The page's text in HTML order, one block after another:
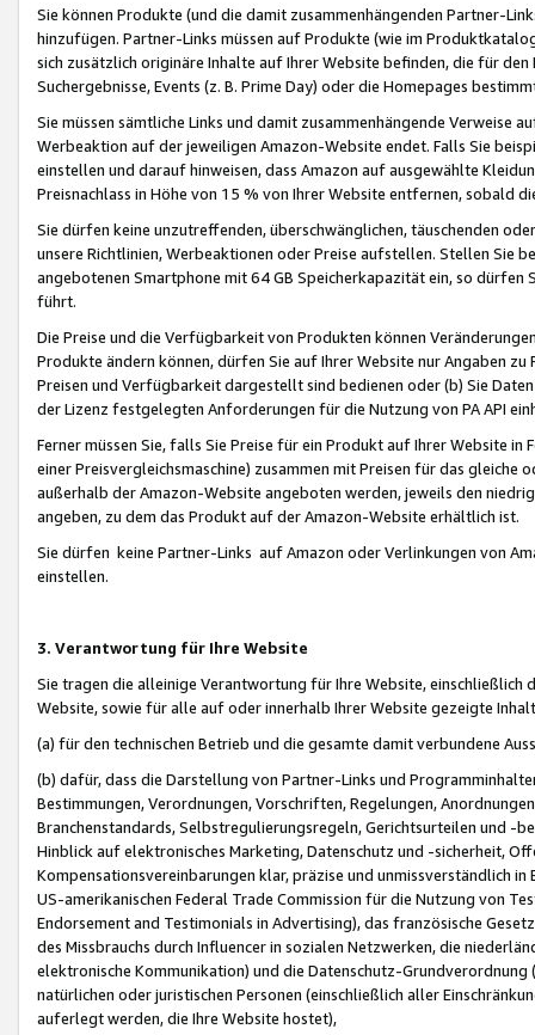
Sie können Produkte (und die damit zusammenhängenden Partner-
hinzufügen. Partner-Links müssen auf Produkte (wie im
sich zusätzlich originäre Inhalte auf Ihrer Website befinden, die für
Suchergebnisse, Events (z. B. Prime Day) oder die Homepages
Sie müssen sämtliche Links und damit zusammenhängende
Werbeaktion auf der jeweiligen Amazon-Website endet. Falls Sie
einstellen und darauf hinweisen, dass Amazon auf ausgewählte
Preisnachlass in Höhe von 15 % von Ihrer Website entfernen, sobald
Sie dürfen keine unzutreffenden, überschwänglichen, täuschenden
unsere Richtlinien, Werbeaktionen oder Preise aufstellen. Stellen Sie
angebotenen Smartphone mit 64 GB Speicherkapazität ein, so dürfen
führt.
Die Preise und die Verfügbarkeit von Produkten können
Produkte ändern können, dürfen Sie auf Ihrer Website nur Angaben
Preisen und Verfügbarkeit dargestellt sind bedienen oder (b) Sie
der Lizenz festgelegten Anforderungen für die Nutzung von PA API
Ferner müssen Sie, falls Sie Preise für ein Produkt auf Ihrer Website
einer Preisvergleichsmaschine) zusammen mit Preisen für das
außerhalb der Amazon-Website angeboten werden, jeweils den
angeben, zu dem das Produkt auf der Amazon-Website erhältlich ist.
Sie dürfen keine Partner-Links auf Amazon oder Verlinkungen von
einstellen.
3. Verantwortung für Ihre Website
Sie tragen die alleinige Verantwortung für Ihre Website,
Website, sowie für alle auf oder innerhalb Ihrer Website gezeigte
(a) für den technischen Betrieb und die gesamte damit verbundene
(b) dafür, dass die Darstellung von Partner-Links und
Bestimmungen, Verordnungen, Vorschriften, Regelungen,
Branchenstandards, Selbstregulierungsregeln, Gerichtsurteilen und -
Hinblick auf elektronisches Marketing, Datenschutz und -sicherheit,
Kompensationsvereinbarungen klar, präzise und unmissverständlich
US-amerikanischen Federal Trade Commission für die Nutzung von
Endorsement and Testimonials in Advertising), das französische
des Missbrauchs durch Influencer in sozialen Netzwerken, die
elektronische Kommunikation) und die Datenschutz-
natürlichen oder juristischen Personen (einschließlich aller
auferlegt werden, die Ihre Website hostet),